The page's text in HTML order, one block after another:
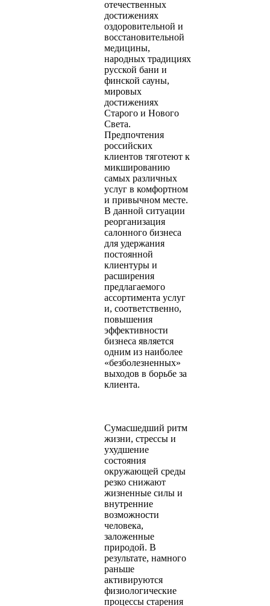
отечественных
достижениях
оздоровительной и
восстановительной
медицины,
народных традициях
русской бани и
финской сауны,
мировых
достижениях
Старого и Нового
Света.
Предпочтения
российских
клиентов тяготеют к
микшированию
самых различных
услуг в комфортном
и привычном месте.
В данной ситуации
реорганизация
салонного бизнеса
для удержания
постоянной
клиентуры и
расширения
предлагаемого
ассортимента услуг
и, соответственно,
повышения
эффективности
бизнеса является
одним из наиболее
«безболезненных»
выходов в борьбе за
клиента.
Сумасшедший ритм
жизни, стрессы и
ухудшение
состояния
окружающей среды
резко снижают
жизненные силы и
внутренние
возможности
человека,
заложенные
природой. В
результате, намного
раньше
активируются
физиологические
процессы старения